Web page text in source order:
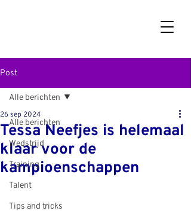
Post
Alle berichten
Wedstrijd
Training
Talent
Tips and tricks
Alle berichten
Tessa Neefjes is helemaal
klaar voor de
kampioenschappen
26 sep 2024